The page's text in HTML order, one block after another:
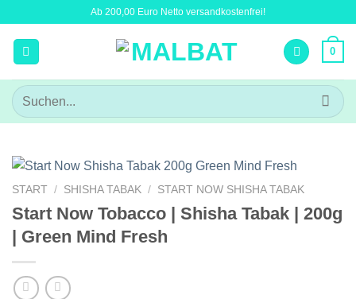
springen
Ab 200,00 Euro Netto versandkostenfrei!
0
Suchen
nach:
START / SHISHA TABAK / START NOW SHISHA TABAK
Start Now Tobacco | Shisha Tabak | 200g
| Green Mind Fresh